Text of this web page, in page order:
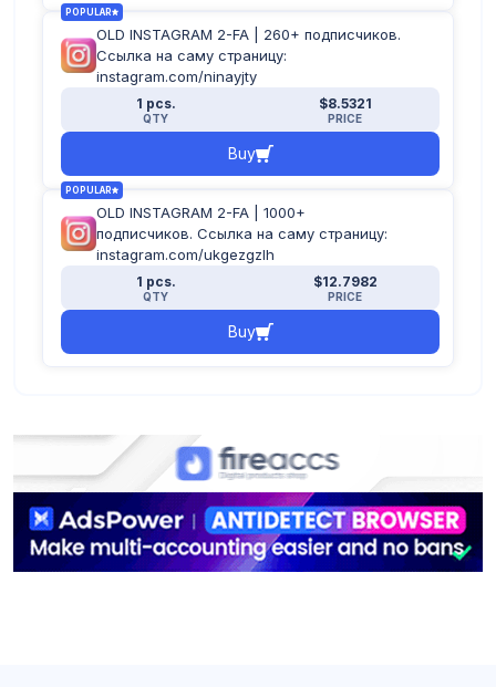
POPULAR
OLD INSTAGRAM 2-FA | 260+ подписчиков.
Ссылка на саму страницу:
instagram.com/ninayjty
1 pcs.
QTY
$8.5321
PRICE
Buy
POPULAR
OLD INSTAGRAM 2-FA | 1000+
подписчиков. Ссылка на саму страницу:
instagram.com/ukgezgzlh
1 pcs.
QTY
$12.7982
PRICE
Buy